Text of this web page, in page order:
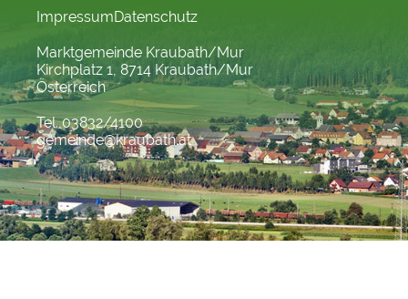
ImpressumDatenschutz
Marktgemeinde Kraubath/Mur
Kirchplatz 1, 8714 Kraubath/Mur
Österreich
Tel. 03832/4100
gemeinde@kraubath.at